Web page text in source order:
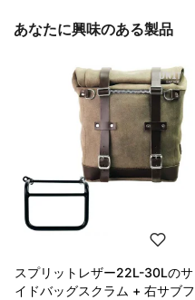
あなたに興味のある製品
スプリットレザー22L-30Lのサ
イドバッグスクラム + 右サブフ